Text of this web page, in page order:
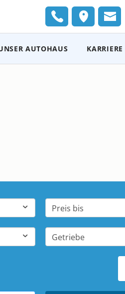
AUTOHAUS KARRIERE